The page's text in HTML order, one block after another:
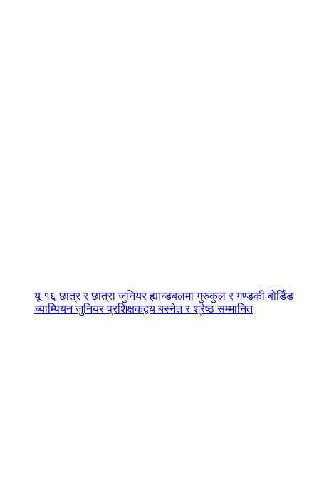
यू १६ छात्र र छात्रा जुनियर ह्यान्डबलमा गुरुकुल र गण्डकी बोर्डिङ
च्याम्पियन जुनियर प्रशिक्षकद्वय बस्नेत र श्रेष्ठ सम्मानित